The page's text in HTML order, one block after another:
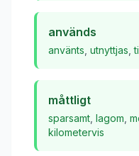
används
använts utnyttjas ,
måttligt
sparsamt lagom
kilometervis